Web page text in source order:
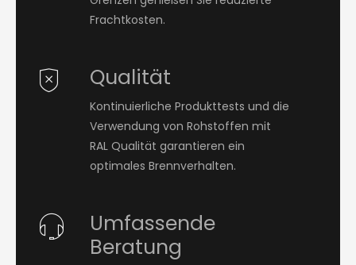
Frachtkosten.
Qualität
Kontinuierliche Produkttests und die
Verwendung von Rohstoffen mit
RAL Qualität garantieren ein
optimales Brennverhalten.
Umfassende
Beratung